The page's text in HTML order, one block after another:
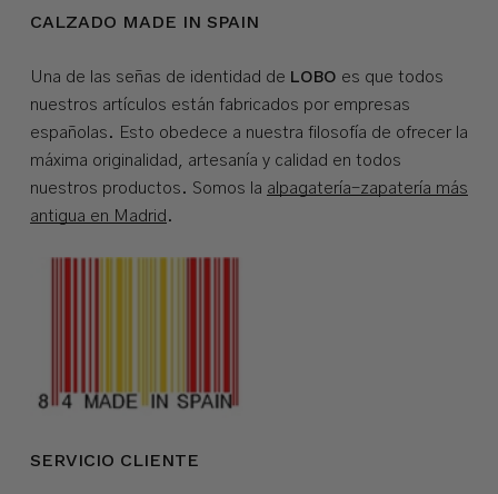
CALZADO MADE IN SPAIN
Una de las señas de identidad de LOBO es que todos
nuestros artículos están fabricados por empresas
españolas. Esto obedece a nuestra filosofía de ofrecer la
máxima originalidad, artesanía y calidad en todos
nuestros productos. Somos la alpagatería-zapatería más
antigua en Madrid .
SERVICIO CLIENTE